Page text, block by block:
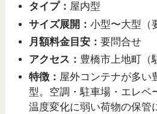
タイプ： 屋内型
サイズ展開： 小型〜大型（
月額料金目安： 要問合せ
アクセス： 豊橋市上地町（
特徴： 屋外コンテナが多い
型。空調・駐車場・エレベ
温度変化に弱い荷物の保管